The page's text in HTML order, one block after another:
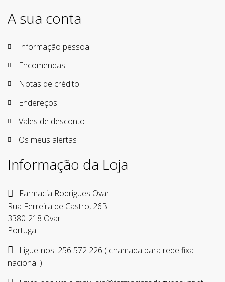
A sua conta
Informação pessoal
Encomendas
Notas de crédito
Endereços
Vales de desconto
Os meus alertas
Informação da Loja
Farmacia Rodrigues Ovar
Rua Ferreira de Castro, 26B
3380-218 Ovar
Portugal
Ligue-nos: 256 572 226 ( chamada para rede fixa
nacional )